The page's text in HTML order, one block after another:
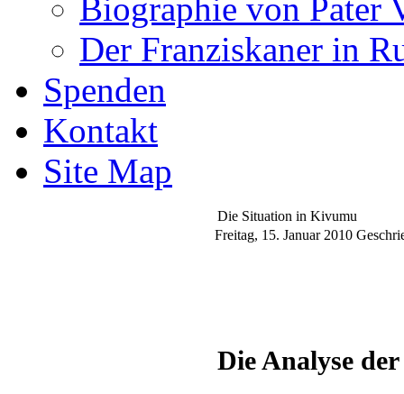
Biographie von Pater
Der Franziskaner in
Spenden
Kontakt
Site Map
Die Situation in Kivumu
Freitag, 15. Januar 2010
Die Analyse